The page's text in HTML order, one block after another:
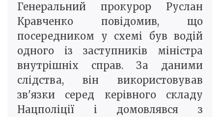
Генеральний прокурор Руслан
Кравченко повідомив, що
посередником у схемі був водій
одного із заступників міністра
внутрішніх справ. За даними
слідства, він використовував
зв'язки серед керівного складу
Нацполіції і домовлявся з